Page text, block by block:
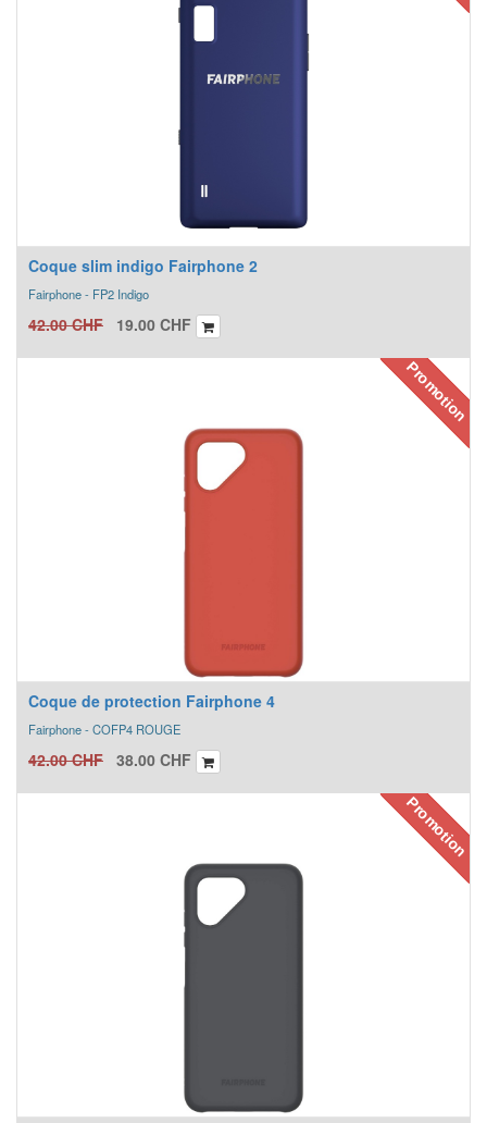
Coque slim indigo Fairphone 2
Fairphone - FP2 Indigo
42.00CHF 19.00 CHF
Promotion
Coque de protection Fairphone 4
Fairphone - COFP4 ROUGE
42.00CHF 38.00 CHF
Promotion